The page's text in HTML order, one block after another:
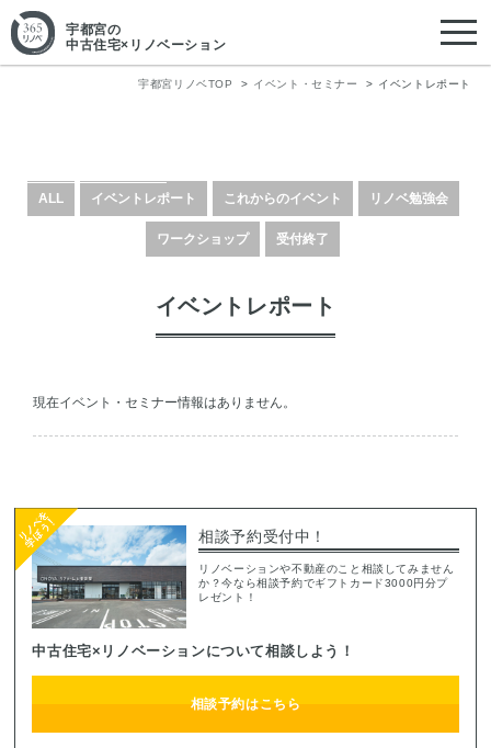
宇都宮の
中古住宅×リノベーション
宇都宮リノベTOP イベント・セミナー イベントレポート
ALL イベントレポート これからのイベント リノベ勉強会
ワークショップ 受付終了
イベントレポート
現在イベント・セミナー情報はありません。
相談予約受付中！
リノベーションや不動産のこと相談してみません
か？今なら相談予約でギフトカード3000円分プ
レゼント！
中古住宅×リノベーションについて相談しよう！
相談予約はこちら